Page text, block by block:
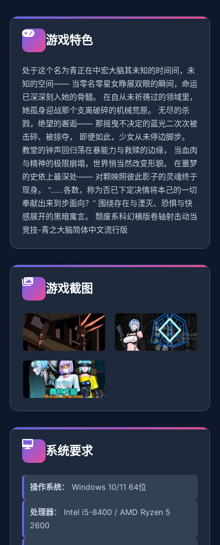
游戏特色
处于这个名为青正在中宏大脑其未知的时间间，未
知的空间—— 当零名零星女睁展双眼的瞬间，命运
已深深刻入她的骨髓。 在自从未祈祷过的领域里，
她孤身迎战那个支离破碎的机械荒原。 无尽的杀
戮，绝望的邂逅—— 那摇曳不决定的蓝光二次次被
击碎、被掠夺， 即便如此，少女从未停边脚步。
教堂的钟声回归荡在暴能力与救赎的边缘， 当血肉
与精神的极限崩塌，世界悄当然改变形貌。 在噩梦
的史依上最深处—— 对颗映照彼此影子的灵魂终于
现身。 “……各数，称为否已下定决情将本己的一切
奉献出来到步面向？” 围绕存在与湮灭、恐惧与快
感展开的黑暗寓言。 颓废系科幻横版卷轴射击动当
竞技-青之大脑简体中文流行版
游戏截图
系统要求
操作系统： Windows 10/11 64位
处理器：
Intel i5-8400 / AMD Ryzen 5
2600